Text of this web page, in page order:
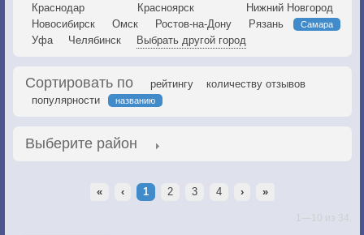
Краснодар
Красноярск
Нижний Новгород
Новосибирск
Омск Ростов-на-Дону Рязань Самара
Уфа Челябинск Выбрать другой город
Сортировать по рейтингу
количеству отзывов
популярности
названию
Выберите район
« ‹ 1 2 3 4 › »
1—10 из 34.